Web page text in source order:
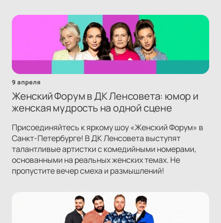
9 апреля
Женский Форум в ДК Ленсовета: юмор и
женская мудрость на одной сцене
Присоединяйтесь к яркому шоу «Женский Форум» в
Санкт-Петербурге! В ДК Ленсовета выступят
талантливые артистки с комедийными номерами,
основанными на реальных женских темах. Не
пропустите вечер смеха и размышлений!